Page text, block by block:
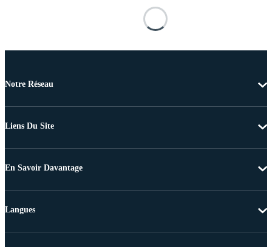
Notre Réseau
Liens Du Site
En Savoir Davantage
Langues